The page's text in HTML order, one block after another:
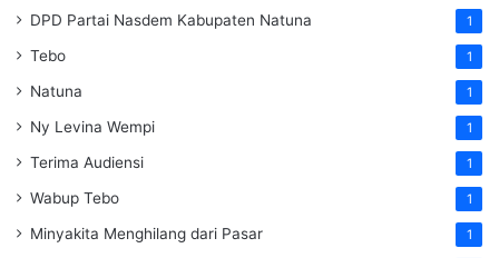
DPD Partai Nasdem Kabupaten Natuna 1
Tebo 1
Natuna 1
Ny Levina Wempi 1
Terima Audiensi 1
Wabup Tebo 1
Minyakita Menghilang dari Pasar 1